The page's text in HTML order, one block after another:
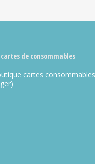
de consommables
cartes consommables